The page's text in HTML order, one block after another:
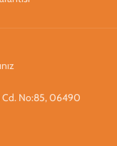
Cd. No:85, 06490